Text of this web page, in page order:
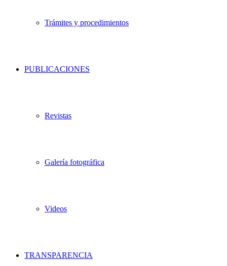
Trámites y procedimientos
PUBLICACIONES
Revistas
Galería fotográfica
Videos
TRANSPARENCIA